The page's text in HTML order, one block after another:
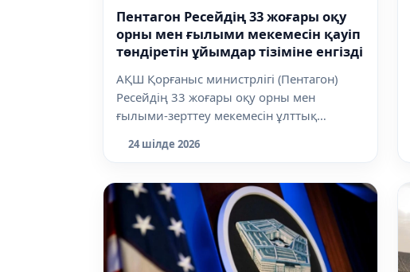
Пентагон Ресейдің 33 жоғары оқу
орны мен ғылыми мекемесін қауіп
төндіретін ұйымдар тізіміне енгізді
АҚШ Қорғаныс министрлігі (Пентагон)
Ресейдің 33 жоғары оқу орны мен
ғылыми-зерттеу мекемесін ұлттық
24 шілде 2026